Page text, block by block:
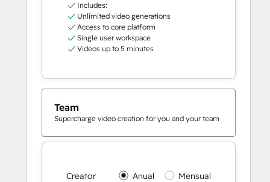
Includes:
Unlimited video generations
Access to core platform
Single user workspace
Videos up to 5 minutes
Team
Supercharge video creation for you and your team
Creator Anual Mensual